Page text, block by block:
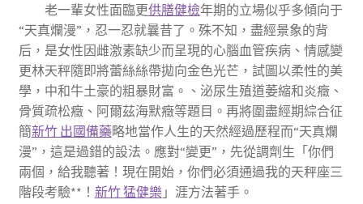
老一輩女性面臨更供膳健檢年期的立場似乎多傾向于
“天真爛漫”，忍一忍就曩昔了。殊不知，盡經景象的背
后，是女性因雌激素缺少而呈現的心腦血管疾病、情感變
更林天秤隨即將蕾絲絲帶拋向金色光芒，試圖以柔性的美
學，中和牛土豪的粗暴財富。、泌尿生殖道萎縮和炎癥、
骨質疏松癥、阿爾茲海默癥等題目。再將圍盡經期綜合征
簡新竹 出國備藥略地當作人生的天然經過歷程而“天真爛
漫”，這是過錯的設法。應對“變更”，先從調劑生「你們
兩個，給我聽著！現在開始，你們必須通過我的天秤座三
階段考驗**！ 新竹 猛健樂」涯方法著手。